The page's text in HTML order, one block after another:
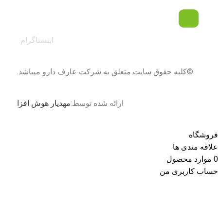
اینستاگرام:
©کلیه حقوق سایت متعلق به شرکت عارف دارو میباشد.
ارائه شده توسط:مهدیار هوش افزا
فروشگاه
علاقه مندی ها
0 موارد محصول
حساب کاربری من